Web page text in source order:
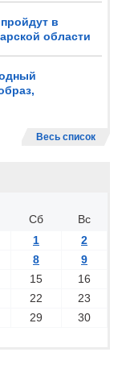
в
области
Весь список
Сб
Вс
1
2
8
9
15
16
22
23
29
30